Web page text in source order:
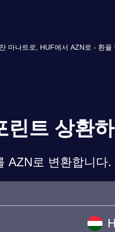
마나트로, HUF에서 AZN로 - 환율
린트 상환
AZN로 변환합니다.